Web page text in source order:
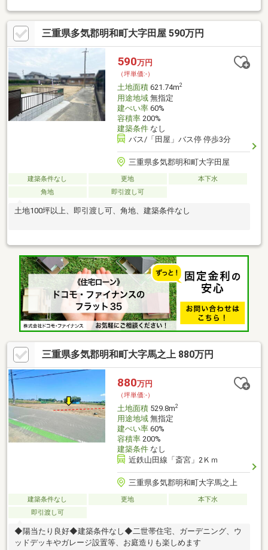
三重県多気郡明和町大字田屋 590万円
590万円
（坪単価:-）
土地面積621.74m2
用途地域無指定
建ぺい率60%
容積率200%
建築条件なし
バス/「田屋」バス停 停歩3分
三重県多気郡明和町大字田屋
建築条件なし 更地
本下水
角地
即引渡し可
土地100坪以上、即引渡し可、角地、建築条件なし
三重県多気郡明和町大字馬之上 880万円
880万円
（坪単価:-）
土地面積529.8m2
用途地域無指定
建ぺい率60%
容積率200%
建築条件なし
近鉄山田線「斎宮」2Ｋｍ
三重県多気郡明和町大字馬之上
建築条件なし 更地
本下水
即引渡し可
◆陽当たり良好◆建築条件なし◆二世帯住宅、ガーデニング、ウ
ッドデッキやガレージ設置等、お庭造りも楽しめます